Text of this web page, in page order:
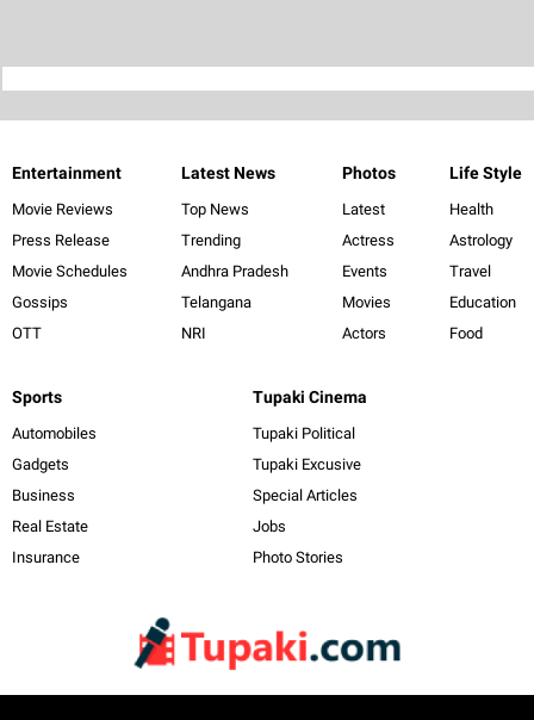
Entertainment
Movie Reviews
Press Release
Movie Schedules
Gossips
OTT
Latest News
Top News
Trending
Andhra Pradesh
Telangana
NRI
Photos
Latest
Actress
Events
Movies
Actors
Life Style
Health
Astrology
Travel
Education
Food
Sports
Automobiles
Gadgets
Business
Real Estate
Insurance
Tupaki Cinema
Tupaki Political
Tupaki Excusive
Special Articles
Jobs
Photo Stories